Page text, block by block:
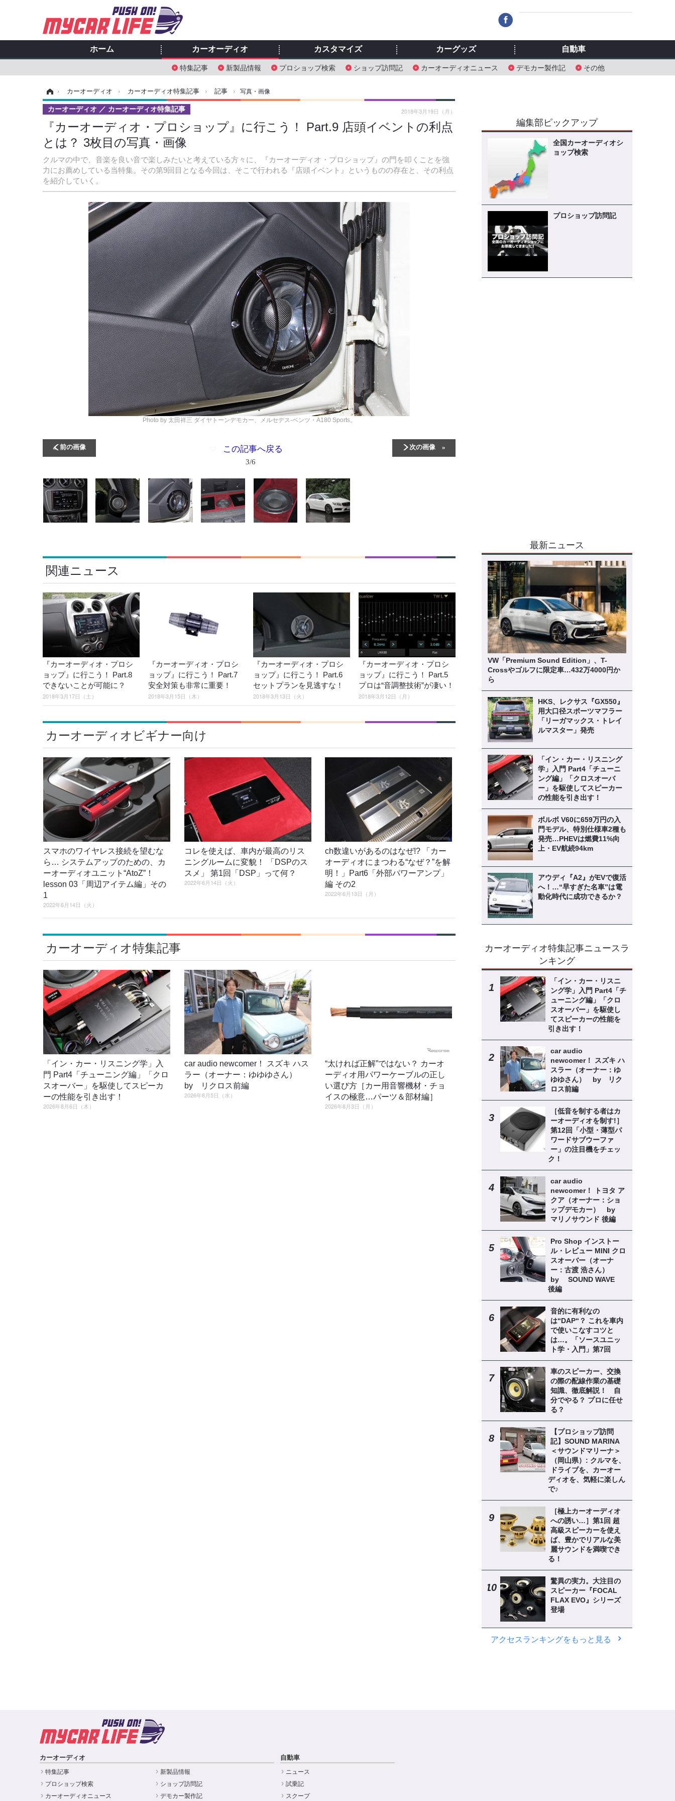
ホーム カーオーディオ
特集記事 新製品情報 プロショップ検索 ショップ訪問記 カーオーディオニュース デモカー製作記 その他
カスタマイズ カーグッズ 自動車
› カーオーディオ › カーオーディオ特集記事 › 記事 › 写真・画像
『カーオーディオ・プロショップ』に行こう！ Part.9 店頭イベントの利点
とは？ 3枚目の写真・画像
クルマの中で、音楽を良い音で楽しみたいと考えている方々に、『カーオーディオ・プロショップ』の門を叩くことを強
力にお薦めしている当特集。その第9回目となる今回は、そこで行われる『店頭イベント』というものの存在と、その利点
を紹介していく。
カーオーディオ カーオーディオ特集記事 2018年3月19日（月）
Photo by 太田祥三 ダイヤトーンデモカー、メルセデス-ベンツ・A180 Sports。
前の画像 次の画像
この記事へ戻る
3/6
関連ニュース
『カーオーディオ・プロシ
ョップ』に行こう！ Part.8
できないことが可能に？
2018年3月17日（土）
『カーオーディオ・プロシ
ョップ』に行こう！ Part.7
安全対策も非常に重要！
2018年3月15日（木）
『カーオーディオ・プロシ
ョップ』に行こう！ Part.6
セットプランを見逃すな！
2018年3月13日（火）
『カーオーディオ・プロシ
ョップ』に行こう！ Part.5
プロは“音調整技術”が凄い！
2018年3月12日（月）
カーオーディオビギナー向け
スマホのワイヤレス接続を望むな
ら… システムアップのための、カ
ーオーディオユニット“AtoZ”！
lesson 03「周辺アイテム編」その
1
2022年6月14日（火）
コレを使えば、車内が最高のリス
ニングルームに変貌！ 「DSPのス
スメ」 第1回「DSP」って何？
2022年6月14日（火）
ch数違いがあるのはなぜ!? 「カー
オーディオにまつわる“なぜ？”を解
明！」Part6「外部パワーアンプ」
編 その2
2022年6月13日（月）
カーオーディオ特集記事
「イン・カー・リスニング学」入
門 Part4「チューニング編」「クロ
スオーバー」を駆使してスピーカ
ーの性能を引き出す！
2026年8月6日（木）
car audio newcomer！ スズキ ハス
ラー（オーナー：ゆゆゆさん）
by リクロス前編
2026年8月5日（水）
“太ければ正解”ではない？ カーオ
ーディオ用パワーケーブルの正し
い選び方［カー用音響機材・チョ
イスの極意…パーツ＆部材編］
2026年8月3日（月）
編集部ピックアップ
全国カーオーディオシ
ョップ検索
プロショップ訪問記
最新ニュース
VW「Premium Sound Edition」、T-
Crossやゴルフに限定車…432万4000円か
ら
HKS、レクサス『GX550』
用大口径スポーツマフラー
「リーガマックス・トレイ
ルマスター」発売
「イン・カー・リスニング
学」入門 Part4「チューニ
ング編」「クロスオーバ
ー」を駆使してスピーカー
の性能を引き出す！
ボルボ V60に659万円の入
門モデル、特別仕様車2種も
発売…PHEVは燃費11%向
上・EV航続94km
アウディ『A2』がEVで復活
へ！…“早すぎた名車”は電
動化時代に成功できるか？
カーオーディオ特集記事ニュースラ
ンキング
「イン・カー・リスニ
ング学」入門 Part4「チ
ューニング編」「クロ
スオーバー」を駆使し
てスピーカーの性能を
引き出す！
car audio
newcomer！ スズキ ハ
スラー（オーナー：ゆ
ゆゆさん） by リク
ロス前編
［低音を制する者はカ
ーオーディオを制す!］
第12回「小型・薄型パ
ワードサブウーファ
ー」の注目機をチェッ
ク！
car audio
newcomer！ トヨタ ア
クア（オーナー：ショ
ップデモカー） by
マリノサウンド 後編
Pro Shop インストー
ル・レビュー MINI クロ
スオーバー（オーナ
ー：古渡 浩さん）
by SOUND WAVE
後編
音的に有利なの
は“DAP“？ これを車内
で使いこなすコツと
は…。「ソースユニッ
ト学・入門」第7回
車のスピーカー、交換
の際の配線作業の基礎
知識、徹底解説！ 自
分でやる？ プロに任せ
る？
【プロショップ訪問
記】SOUND MARINA
＜サウンドマリーナ＞
（岡山県）: クルマを、
ドライブを、カーオー
ディオを、気軽に楽しん
で♪
［極上カーオーディオ
への誘い…］第1回 超
高級スピーカーを使え
ば、豊かでリアルな美
麗サウンドを満喫でき
る！
驚異の実力。大注目の
スピーカー『FOCAL
FLAX EVO』シリーズ
登場
アクセスランキングをもっと見る
カーオーディオ
特集記事
新製品情報
プロショップ検索
ショップ訪問記
カーオーディオニュース
デモカー製作記
自動車
ニュース
試乗記
スクープ